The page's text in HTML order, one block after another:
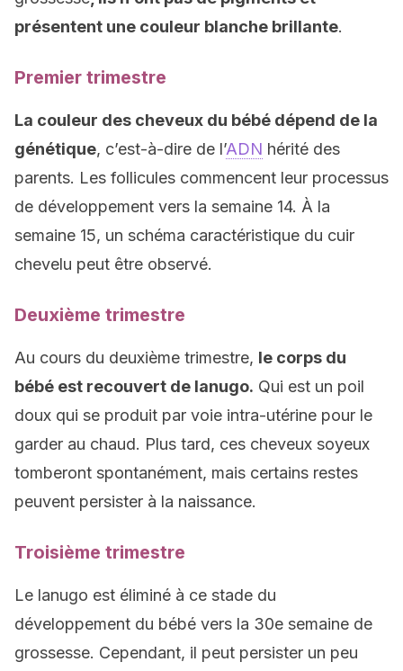
présentent une couleur blanche brillante.
Premier trimestre
La couleur des cheveux du bébé dépend de la
génétique, c’est-à-dire de l’ADN hérité des
parents. Les follicules commencent leur processus
de développement vers la semaine 14. À la
semaine 15, un schéma caractéristique du cuir
chevelu peut être observé.
Deuxième trimestre
Au cours du deuxième trimestre, le corps du
bébé est recouvert de lanugo. Qui est un poil
doux qui se produit par voie intra-utérine pour le
garder au chaud. Plus tard, ces cheveux soyeux
tomberont spontanément, mais certains restes
peuvent persister à la naissance.
Troisième trimestre
Le lanugo est éliminé à ce stade du
développement du bébé vers la 30e semaine de
grossesse. Cependant, il peut persister un peu